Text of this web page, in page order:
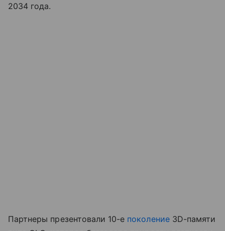
2034 года.
Партнеры презентовали 10-е поколение3D-памяти